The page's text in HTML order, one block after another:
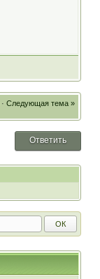
·Следующая тема »
Ответить